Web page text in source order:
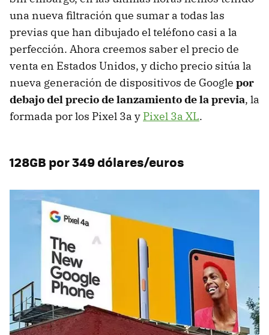
una nueva filtración que sumar a todas las
previas que han dibujado el teléfono casi a la
perfección. Ahora creemos saber el precio de
venta en Estados Unidos, y dicho precio sitúa la
nueva generación de dispositivos de Google por
debajo del precio de lanzamiento de la previa, la
formada por los Pixel 3a y Pixel 3a XL.
128GB por 349 dólares/euros